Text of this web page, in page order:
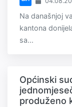
Na današnjoj
kantona
sa...
Općinski
produženo